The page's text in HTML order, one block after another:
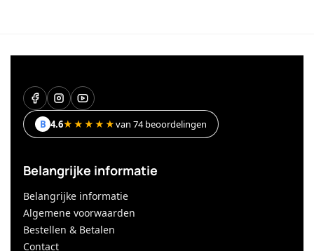
B 4.6★★★★★van 74 beoordelingen
Belangrijke informatie
Belangrijke informatie
Algemene voorwaarden
Bestellen & Betalen
Contact